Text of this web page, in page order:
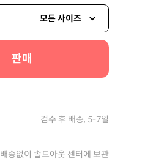
모든 사이즈
판매
검수 후 배송, 5-7일
배송없이 솔드아웃 센터에 보관